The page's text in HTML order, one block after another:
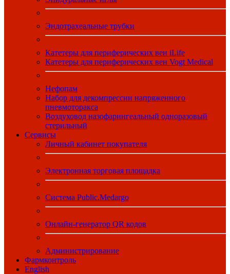
Эндотрахеальные трубки
Катетеры для периферических вен iLife
Катетеры для периферических вен Vogt Medical
Нефопам
Набор для декомпрессии напряженного
пневмоторакса
Воздуховод назофарингеальный одноразовый
стерильный
Сервисы
Личный кабинет покупателя
Электронная торговая площадка
Система Public.Medargo
Онлайн-генератор QR кодов
Администрирование
Фармконтроль
English